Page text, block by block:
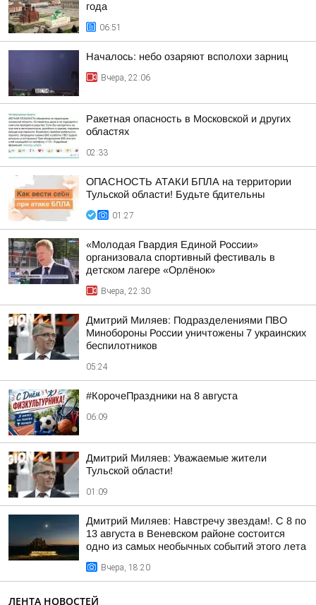
года
06:51
Началось: небо озаряют всполохи зарниц
Вчера, 22:06
Ракетная опасность в Московской и других
областях
02:33
ОПАСНОСТЬ АТАКИ БПЛА на территории
Тульской области! Будьте бдительны
01:27
«Молодая Гвардия Единой России»
организовала спортивный фестиваль в
детском лагере «Орлёнок»
Вчера, 22:30
Дмитрий Миляев: Подразделениями ПВО
Минобороны России уничтожены 7 украинских
беспилотников
05:24
#КорочеПраздники на 8 августа
06:09
Дмитрий Миляев: Уважаемые жители
Тульской области!
01:09
Дмитрий Миляев: Навстречу звездам!. С 8 по
13 августа в Веневском районе состоится
одно из самых необычных событий этого лета
Вчера, 18:20
ЛЕНТА НОВОСТЕЙ